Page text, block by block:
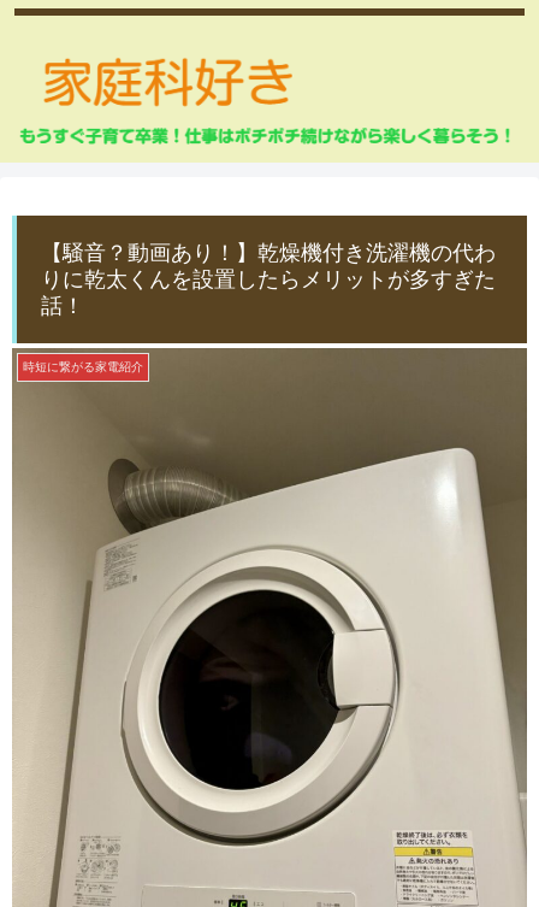
【騒音？動画あり！】乾燥機付き洗濯機の代わ
りに乾太くんを設置したらメリットが多すぎた
話！
時短に繋がる家電紹介